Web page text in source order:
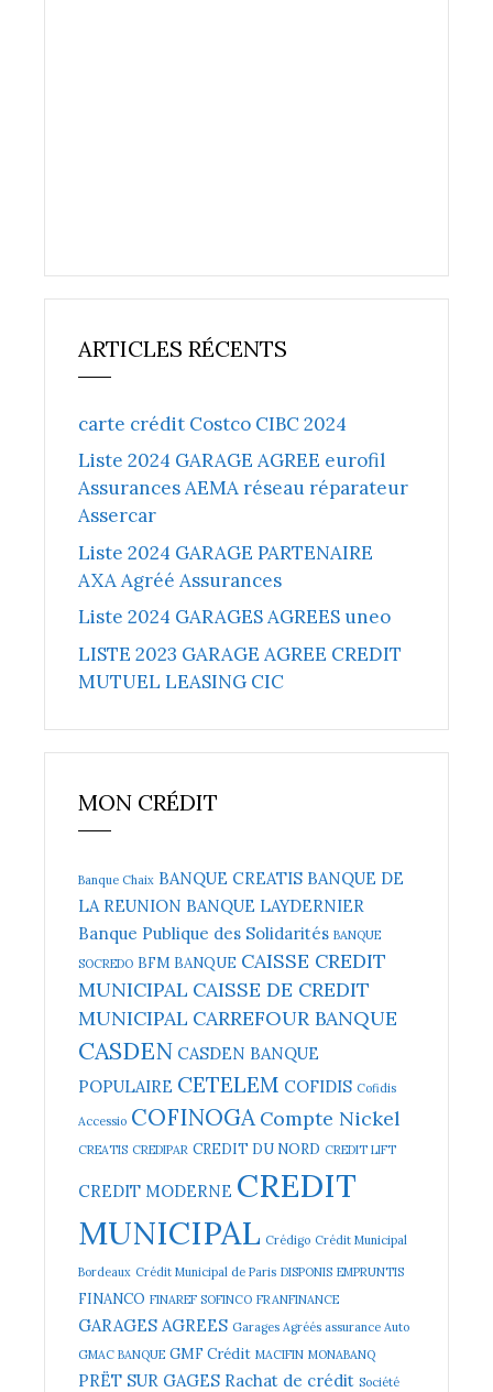
ARTICLES RÉCENTS
carte crédit Costco CIBC 2024
Liste 2024 GARAGE AGREE eurofil
Assurances AEMA réseau réparateur
Assercar
Liste 2024 GARAGE PARTENAIRE
AXA Agréé Assurances
Liste 2024 GARAGES AGREES uneo
LISTE 2023 GARAGE AGREE CREDIT
MUTUEL LEASING CIC
MON CRÉDIT
Banque Chaix BANQUE CREATIS BANQUE DE
LA REUNION BANQUE LAYDERNIER
Banque Publique des Solidarités BANQUE
SOCREDO BFM BANQUE CAISSE CREDIT
MUNICIPAL CAISSE DE CREDIT
MUNICIPAL CARREFOUR BANQUE
CASDEN CASDEN BANQUE
POPULAIRE CETELEM COFIDIS Cofidis
Accessio COFINOGA Compte Nickel
CREATIS CREDIPAR CREDIT DU NORD CREDIT LIFT
CREDIT MODERNE CREDIT
MUNICIPAL Crédigo Crédit Municipal
Bordeaux Crédit Municipal de Paris DISPONIS EMPRUNTIS
FINANCO FINAREF SOFINCO FRANFINANCE
GARAGES AGREES Garages Agréés assurance Auto
GMAC BANQUE GMF Crédit MACIFIN MONABANQ
PRËT SUR GAGES Rachat de crédit Société